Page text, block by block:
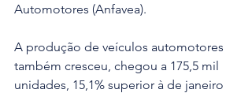
Automotores (Anfavea).
A produção de veículos automotores
também cresceu, chegou a 175,5 mil
unidades, 15,1% superior à de janeiro